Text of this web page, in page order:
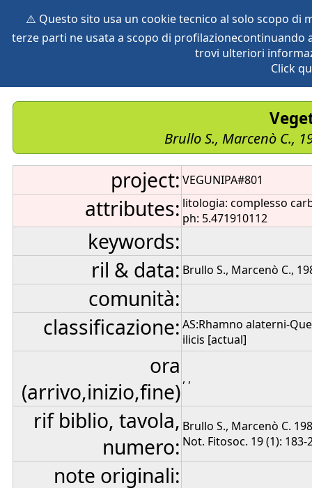
⚠️ Questo sito usa un cookie tecnico al solo scopo di
terze parti ne usata a scopo di
trovi ulteriori
Click
vegetation global db
Brullo S., Marcenò C.,
project: VEGUNIPA#801
attributes: litologia: complesso
ph: 5.471910112
keywords:
ril & data: Brullo S., Marcenò C.,
comunità:
classificazione: AS:Rhamno alaterni-
ilicis [actual]
ora
(arrivo,inizio,fine), ,
rif biblio, tavola,
numero:
Brullo S., Marcenò C.
Not. Fitosoc. 19 (1): 183-
note originali: